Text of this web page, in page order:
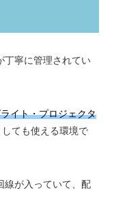
丁寧に管理されてい
イト・プロジェクタ
しても使える環境で
線が入っていて、配